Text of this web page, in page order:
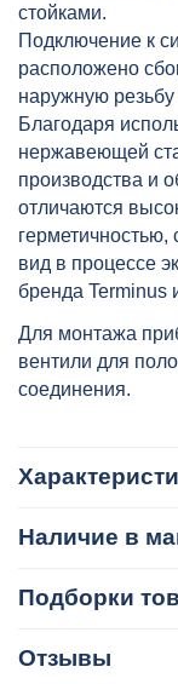
стойками.
Подключение к
расположено
наружную
Благодаря
нержавеющей
производства и
отличаются
вид в процессе
бренда Terminus
Для монтажа
вентили для
соединения.
Наличие в
Подборки
Отзывы